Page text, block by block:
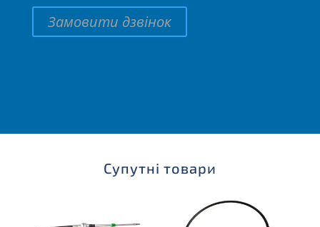
Замовити дзвінок
Супутні товари